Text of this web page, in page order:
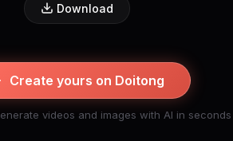
Download
Create yours on Doitong
videos and images with AI in seconds